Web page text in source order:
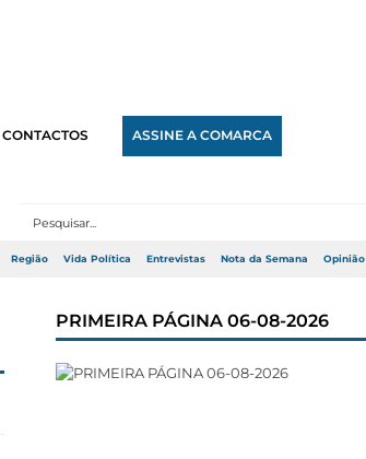
CONTACTOS ASSINE A COMARCA
Região Vida Política Entrevistas Nota da Semana Opinião
PRIMEIRA PÁGINA 06-08-2026